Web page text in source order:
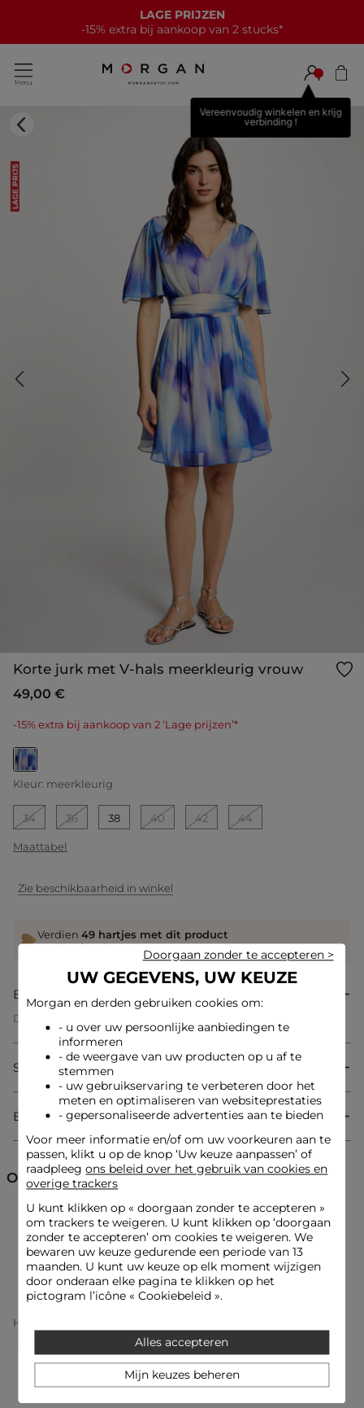
LAGE PRIJZEN
-15% extra bij aankoop van 2 stucks*
Vereenvoudig winkelen en krijg
verbinding !
LAGE PRIJS
Korte jurk met V-hals meerkleurig vrouw
49,00 €
-15% extra bij aankoop van 2 ‘Lage prijzen’*
geselecteerd
Kleur: meerkleurig
34 36 38 40 42 44
Maattabel
Zie beschikbaarheid in winkel
Verdien 49 hartjes met dit product
Log in of registreer
Beschrijving
Deze korte en rechte jurk belichaamt een moderne
vrouwelijkheid dankzij de volantdetails aan de mouwen, die
een verfijnde touch toevoegen. De transparante voile zorgt
voor lichtheid en elegantie in de stijl, terwijl de vloeiende
drapering elke beweging natuurlijk begeleidt. De snit
flatteert het silhouet zonder het te veel te accentueren, voor
een perfecte balans tussen comfort en uitstraling.
Vloeiend
Rechte snit
V-hals
Korte mouwen
Drapering
Voile
Look ideeën
De vloeiende gedrapeerde jurk wordt gecombineerd met
delicate sandalen en een paar hangende oorbellen voor een
vrouwelijke en verfijnde uitstraling.
Dit transparante stuk met volantdetails aan de mouwen kan
worden geaccentueerd met een gestructureerde tas en
Samenstelling & onderhoud
Bezorging & Retourzending
Ontdek ook
Jurken met print Jurken Korte jurken
Feestjurken
Home
Jurken Met Print Vrouw
Korte Jurk Met V-Hals Meerkleurig Vrouw
UW GEGEVENS, UW KEUZE
Morgan en derden gebruiken cookies om:
- u over uw persoonlijke aanbiedingen te
informeren
- de weergave van uw producten op u af te
stemmen
- uw gebruikservaring te verbeteren door het
meten en optimaliseren van websiteprestaties
- gepersonaliseerde advertenties aan te bieden
Voor meer informatie en/of om uw voorkeuren aan te
passen, klikt u op de knop ‘Uw keuze aanpassen’ of
raadpleegons beleid over het gebruik van cookies en
overige trackers
U kunt klikken op « doorgaan zonder te accepteren»
om trackers te weigeren. U kunt klikken op ‘doorgaan
zonder te accepteren’ om cookies te weigeren. We
bewaren uw keuze gedurende een periode van 13
maanden. U kunt uw keuze op elk moment wijzigen
door onderaan elke pagina te klikken op het
pictogram l’icône « Cookiebeleid ».
Alles accepteren
Doorgaan zonder te accepteren >
Mijn keuzes beheren